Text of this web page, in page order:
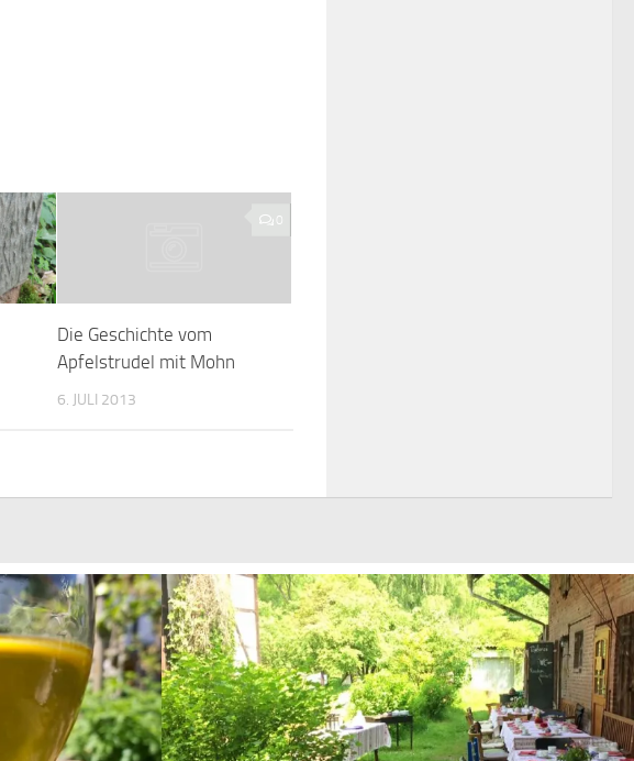
0
Die Geschichte vom
Apfelstrudel mit Mohn
6. JULI 2013